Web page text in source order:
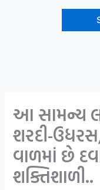
આ સામન્ય
શરદી-
વાળમાં છે
શક્તિશાળી..